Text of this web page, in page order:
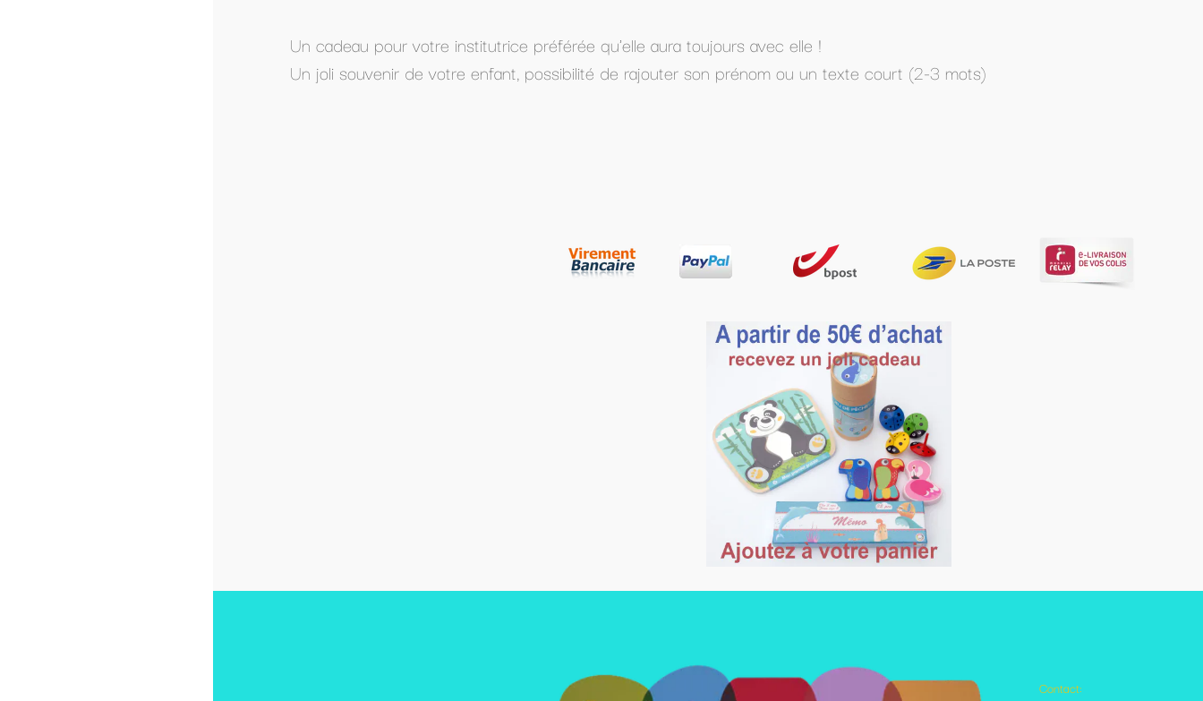
Autres pages disponibles
Un cadeau pour votre institutrice préférée qu'elle aura toujours avec elle !
Un joli souvenir de votre enfant, possibilité de rajouter son prénom ou un texte court (2-3 mots)